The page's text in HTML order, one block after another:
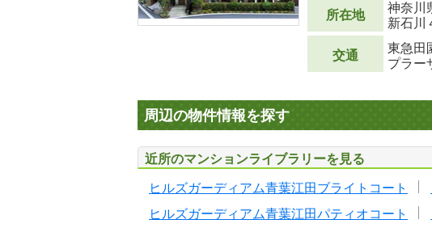
所在地
神奈川
新石川
交通
東急田
プラー
周辺の物件情報を探す
近所のマンションライブラリーを見る
ヒルズガーディアム青葉江田ブライトコート
ヒルズガーディアム青葉江田パティオコート